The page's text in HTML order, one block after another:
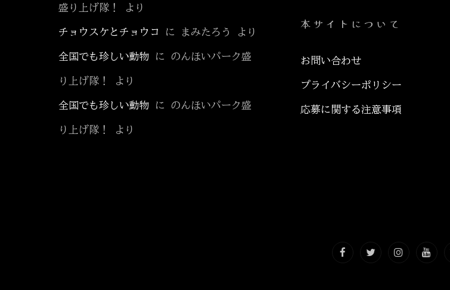
盛り上げ隊！ より
チョウスケとチョウコ に まみたろう より
全国でも珍しい動物 に のんほいパーク盛
り上げ隊！ より
全国でも珍しい動物 に のんほいパーク盛
り上げ隊！ より
本サイトについて
お問い合わせ
プライバシーポリシー
応募に関する注意事項